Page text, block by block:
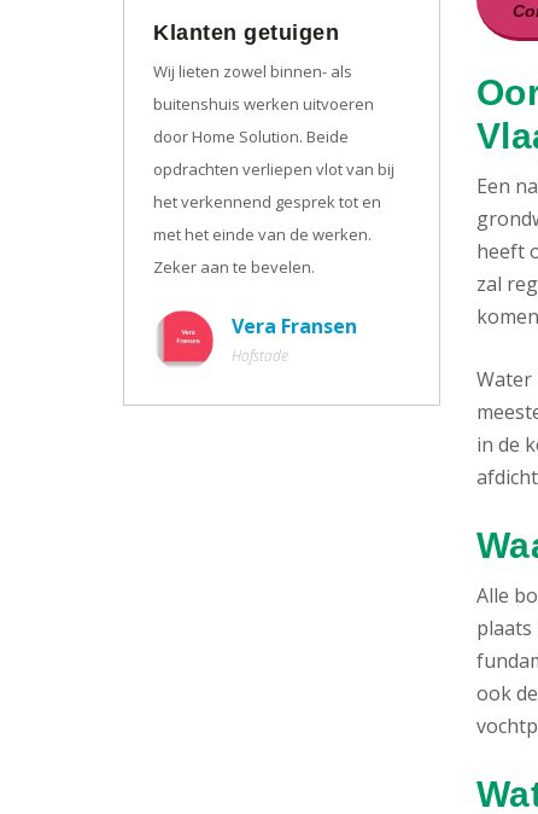
Klanten getuigen
Wij lieten zowel binnen- als
buitenshuis werken uitvoeren
door Home Solution. Beide
opdrachten verliepen vlot van bij
het verkennend gesprek tot en
met het einde van de werken.
Zeker aan te bevelen.
Vera Fransen
Hofstade
Een
heeft
zal
Water
in de
Alle
plaats
ook